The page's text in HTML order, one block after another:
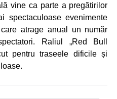
vine ca parte a pregătirilor
spectaculoase evenimente
atrage anual un număr
Raliul „Red Bull
pentru traseele dificile și